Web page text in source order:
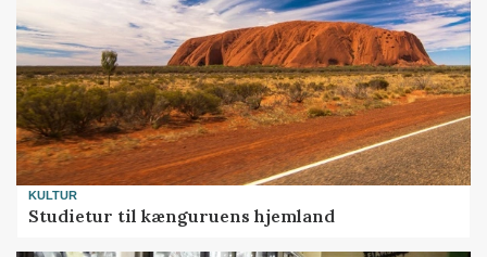
KULTUR
Studietur til kænguruens hjemland